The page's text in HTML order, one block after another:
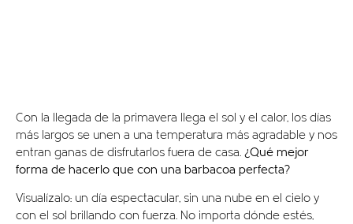
Con la llegada de la primavera llega el sol y el calor, los días
más largos se unen a una temperatura más agradable y nos
entran ganas de disfrutarlos fuera de casa. ¿Qué mejor
forma de hacerlo que con una barbacoa perfecta?
Visualízalo: un día espectacular, sin una nube en el cielo y
con el sol brillando con fuerza. No importa dónde estés,